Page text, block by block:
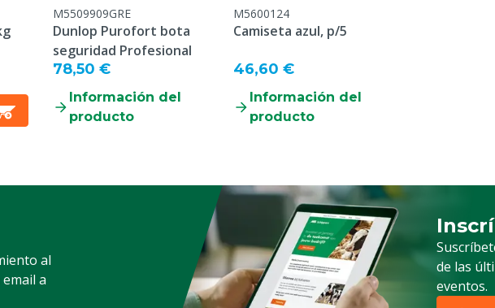
3XL
M5509909GRE
Dunlop Purofort bota
seguridad Profesional
78,50 €
Información del
producto
M5600124
Camiseta azul, p/5
46,60 €
Información del
producto
al
a
de las
eventos.